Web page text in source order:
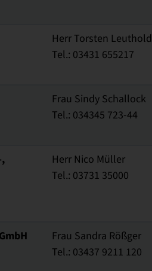
Herr Torsten Leuthold
Tel.: 03431 655217
Frau Sindy Schallock
Tel.: 034345 723-44
Herr Nico Müller
Tel.: 03731 35000
Frau Sandra Rößger
Tel.: 03437 9211 120